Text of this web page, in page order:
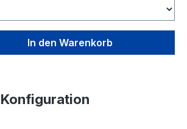
den gewünschten Wert
In den Warenkorb